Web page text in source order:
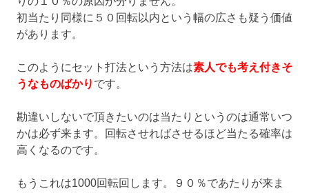
初当たり同様に５０回転以内という幅の広さも疑う価値
があります。
このようにセット打法という方法は素人でも考え付きそ
うなものばかり です。
勘違いしないで頂きたいのは当たりというのは通常いつ
かは必ず来ます。回転させればさせるほど当たる確率は
高くなるのです。
もうこれは1000回転回します。９０％であたりが来ま